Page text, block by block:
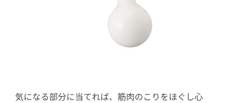
気になる部分に当てれば、筋肉のこりをほぐし心